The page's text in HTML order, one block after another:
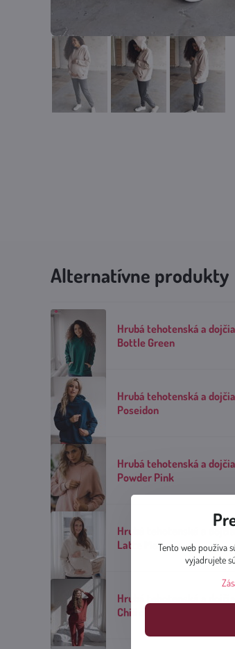
Alternatívne produkty
Hrubá tehotenská a
Bottle Green
Hrubá tehotenská a
Poseidon
Hrubá tehotenská a
Powder Pink
Hrubá tehotenská a
Latte Melange
Hrubá tehotenská a
Chili oil
Tento web používa
vyjadrujete